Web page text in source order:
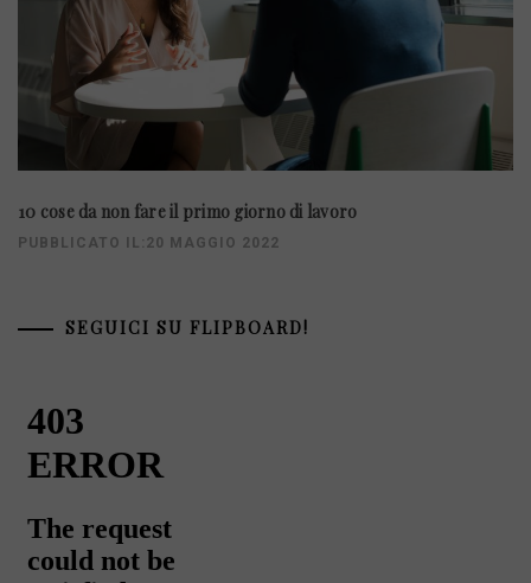
10 cose da non fare il primo giorno di lavoro
PUBBLICATO IL:20 MAGGIO 2022
SEGUICI SU FLIPBOARD!